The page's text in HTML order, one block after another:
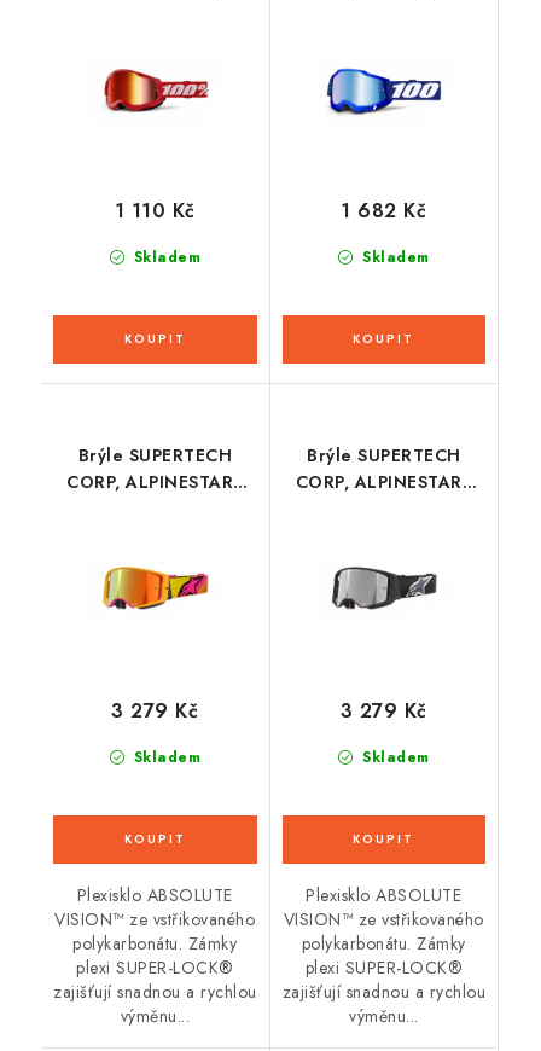
Skladem
1 110 Kč
Skladem
1 682 Kč
Brýle SUPERTECH
CORP, ALPINESTARS
plexi) 2026
Skladem
3 279 Kč
Plexisklo ABSOLUTE
VISION™ ze vstřikovaného
polykarbonátu. Zámky
plexi SUPER-LOCK®
zajišťují snadnou a rychlou
výměnu...
Brýle SUPERTECH
CORP, ALPINESTARS
Skladem
3 279 Kč
Plexisklo ABSOLUTE
VISION™ ze vstřikovaného
polykarbonátu. Zámky
plexi SUPER-LOCK®
zajišťují snadnou a rychlou
výměnu...